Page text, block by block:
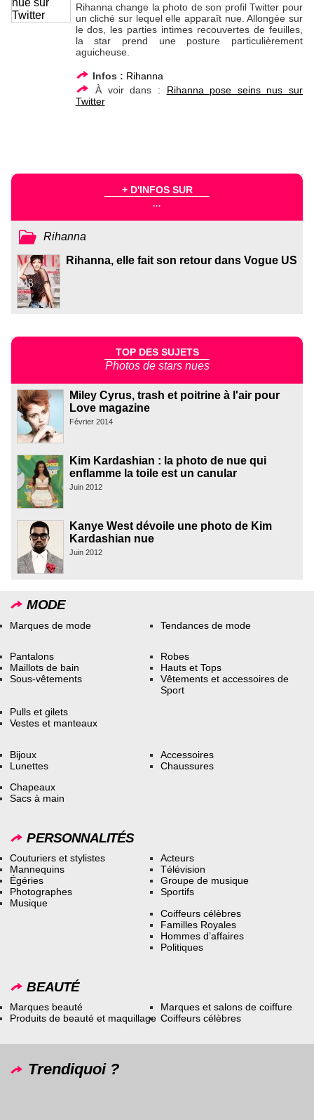
Rihanna change la photo de son profil Twitter pour
un cliché sur lequel elle apparaît nue. Allongée sur
le dos, les parties intimes recouvertes de feuilles,
la star prend une posture particulièrement
aguicheuse.
Infos : Rihanna
À voir dans : Rihanna pose seins nus sur
Twitter
+ D'INFOS SUR
...
Rihanna
Rihanna, elle fait son retour dans Vogue US
TOP DES SUJETS
Photos de stars nues
Miley Cyrus, trash et poitrine à l'air pour
Love magazine
Février 2014
Kim Kardashian : la photo de nue qui
enflamme la toile est un canular
Juin 2012
Kanye West dévoile une photo de Kim
Kardashian nue
Juin 2012
MODE
Marques de mode Tendances de mode
Pantalons
Maillots de bain
Sous-vêtements
Robes
Hauts et Tops
Vêtements et accessoires de
Sport
Pulls et gilets
Vestes et manteaux
Bijoux
Lunettes
Accessoires
Chaussures
Chapeaux
Sacs à main
PERSONNALITÉS
Couturiers et stylistes
Mannequins
Égéries
Photographes
Musique
Acteurs
Télévision
Groupe de musique
Sportifs
Coiffeurs célèbres
Familles Royales
Hommes d’affaires
Politiques
BEAUTÉ
Marques beauté
Produits de beauté et maquillage
Marques et salons de coiffure
Coiffeurs célèbres
Trendiquoi ?